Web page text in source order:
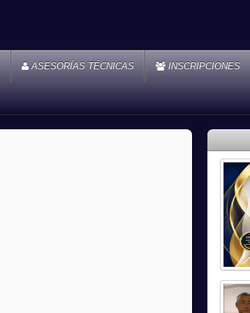
ASESORÍAS TÉCNICAS INSCRIPCIONES